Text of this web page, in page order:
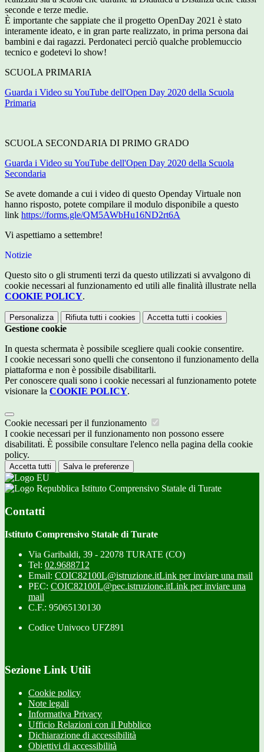
seconde e terze medie.
È importante che sappiate che il progetto OpenDay 2021 è stato
interamente ideato, e in gran parte realizzato, in prima persona dai
bambini e dai ragazzi. Perdonateci perciò qualche problemuccio
tecnico e godetevi lo show!
SCUOLA PRIMARIA
Guarda i Video su YouTube dell'Open Day 2020 della Scuola
Primaria
SCUOLA SECONDARIA DI PRIMO GRADO
Guarda i Video su YouTube dell'Open Day 2020 della Scuola
Secondaria
Se avete domande a cui i video di questo Openday Virtuale non
hanno risposto, potete compilare il modulo disponibile a questo
link https://forms.gle/QM5AWbHu16ND2rt6A
Vi aspettiamo a settembre!
Notizie
Questo sito o gli strumenti terzi da questo utilizzati si avvalgono di
cookie necessari al funzionamento ed utili alle finalità illustrate nella
COOKIE POLICY.
Personalizza Rifiuta tutti i cookies Accetta tutti i cookies
Gestione cookie
In questa schermata è possibile scegliere quali cookie consentire.
I cookie necessari sono quelli che consentono il funzionamento della
piattaforma e non è possibile disabilitarli.
Per conoscere quali sono i cookie necessari al funzionamento potete
visionare la COOKIE POLICY.
Cookie necessari per il funzionamento
I cookie necessari per il funzionamento non possono essere
disabilitati. È possibile consultare l'elenco nella pagina della cookie
policy.
Accetta tutti Salva le preferenze
Istituto Comprensivo Statale di Turate
Contatti
Istituto Comprensivo Statale di Turate
Via Garibaldi, 39 - 22078 TURATE (CO)
Tel: 02.9688712
Email: COIC82100L@istruzione.itLink per inviare una mail
PEC: COIC82100L@pec.istruzione.itLink per inviare una
mail
C.F.: 95065130130
Codice Univoco UFZ891
Sezione Link Utili
Cookie policy
Note legali
Informativa Privacy
Ufficio Relazioni con il Pubblico
Dichiarazione di accessibilità
Obiettivi di accessibilità